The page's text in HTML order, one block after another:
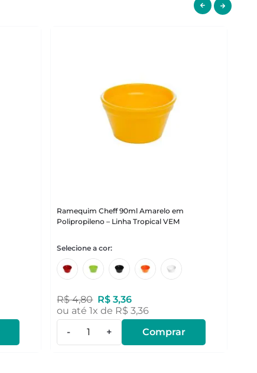
Ramequim Cheff 90ml Amarelo em
Polipropileno – Linha Tropical VEM
R$ 4,80 R$ 3,36
ou até1x de R$ 3,36
-
+ Comprar